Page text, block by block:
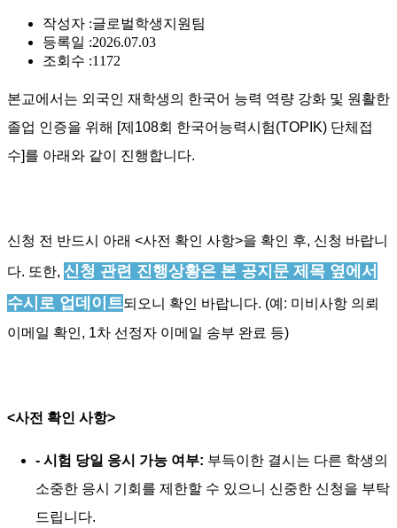
작성자 :글로벌학생지원팀
등록일 :2026.07.03
조회수 :1172
본교에서는 외국인 재학생의 한국어 능력 역량 강화 및 원활한
졸업 인증을 위해 [제108회 한국어능력시험(TOPIK) 단체접
수]를 아래와 같이 진행합니다.
신청 전 반드시 아래 <사전 확인 사항>을 확인 후, 신청 바랍니
다. 또한, 신청 관련 진행상황은 본 공지문 제목 옆에서
수시로 업데이트되오니 확인 바랍니다. (예: 미비사항 의뢰
이메일 확인, 1차 선정자 이메일 송부 완료 등)
<사전 확인 사항>
- 시험 당일 응시 가능 여부: 부득이한 결시는 다른 학생의
소중한 응시 기회를 제한할 수 있으니 신중한 신청을 부탁
드립니다.